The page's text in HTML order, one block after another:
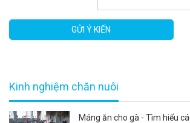
GỬI Ý KIẾN
Kinh nghiệm chăn nuôi
Máng ăn cho gà - Tìm hiểu